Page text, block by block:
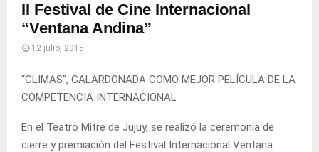
II Festival de Cine Internacional
“Ventana Andina”
12 julio, 2015
“CLIMAS”, GALARDONADA COMO MEJOR PELÍCULA DE LA
COMPETENCIA INTERNACIONAL
En el Teatro Mitre de Jujuy, se realizó la ceremonia de
cierre y premiación del Festival Internacional Ventana